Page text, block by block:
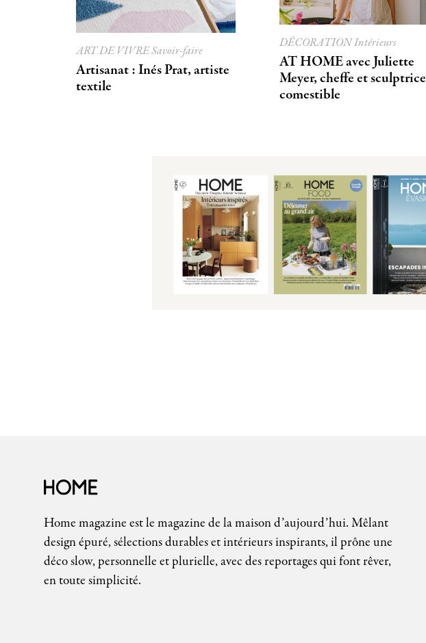
ART DE VIVRESavoir-faire
Artisanat : Inés Prat, artiste
textile
DÉCORATIONIntérieurs
AT HOME avec Juliette
Meyer, cheffe et sculptrice
comestible
Home magazine est le magazine de la maison d’aujourd’hui. Mêlant
design épuré, sélections durables et intérieurs inspirants, il prône une
déco slow, personnelle et plurielle, avec des reportages qui font rêver,
en toute simplicité.